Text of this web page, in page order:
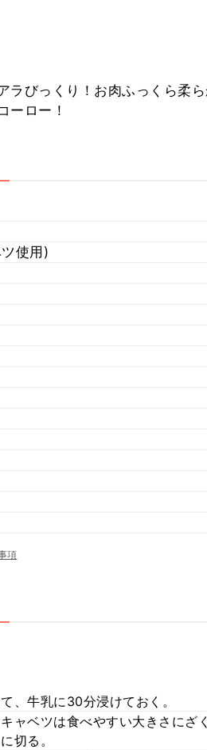
ラびっくり！お肉ふっくら柔
ーロー！
使用)
項
、牛乳に30分浸けておく。
ャベツは食べやすい大きさにざ
切る。